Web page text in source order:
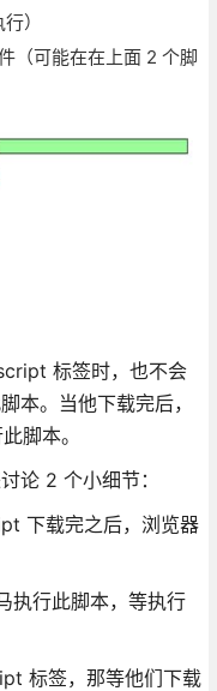
）
（可能在在上面 2 个脚
标签时，也不会
本。当他下载完后，
脚本。
论 2 个小细节：
下载完之后，浏览器
执行此脚本，等执行
标签，那等他们下载